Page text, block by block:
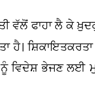
ਵੱਲੋਂ ਫਾਹਾ ਲੈ ਕੇ
ਹੈ।
ਵਿਦੇਸ਼ ਭੇਜਣ ਲਈ